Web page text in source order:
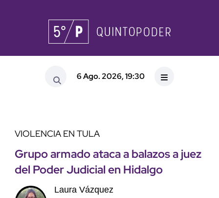
6 Ago. 2026, 19:30
VIOLENCIA EN TULA
Grupo armado ataca a balazos a juez
del Poder Judicial en Hidalgo
Laura Vázquez